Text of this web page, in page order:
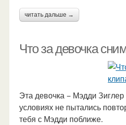
читать дальше →
Что за девочка
Эта девочка − Мэдди
условиях не пытались
тебя с Мэдди поближе.